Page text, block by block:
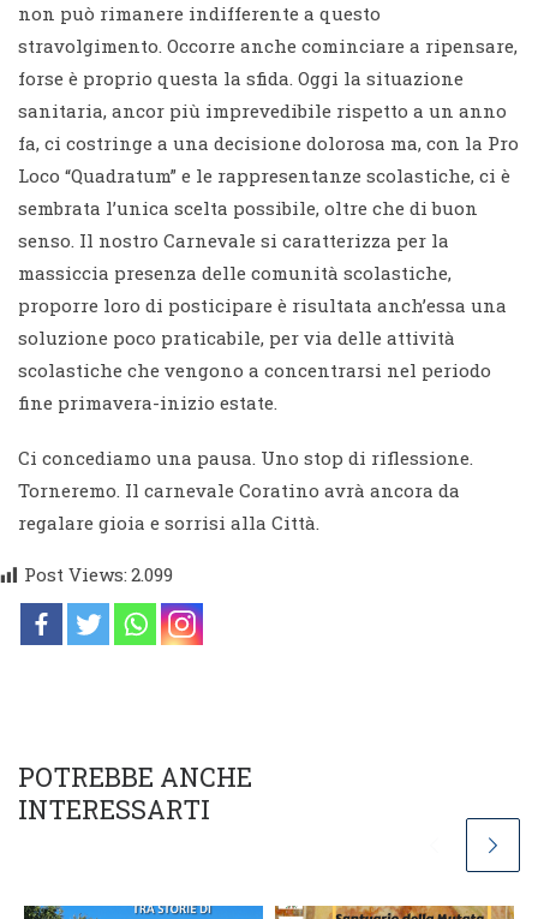
non può rimanere indifferente a questo
stravolgimento. Occorre anche cominciare a ripensare,
forse è proprio questa la sfida. Oggi la situazione
sanitaria, ancor più imprevedibile rispetto a un anno
fa, ci costringe a una decisione dolorosa ma, con la Pro
Loco “Quadratum” e le rappresentanze scolastiche, ci è
sembrata l’unica scelta possibile, oltre che di buon
senso. Il nostro Carnevale si caratterizza per la
massiccia presenza delle comunità scolastiche,
proporre loro di posticipare è risultata anch’essa una
soluzione poco praticabile, per via delle attività
scolastiche che vengono a concentrarsi nel periodo
fine primavera-inizio estate.
Ci concediamo una pausa. Uno stop di riflessione.
Torneremo. Il carnevale Coratino avrà ancora da
regalare gioia e sorrisi alla Città.
Post Views:2.099
POTREBBE ANCHE
INTERESSARTI